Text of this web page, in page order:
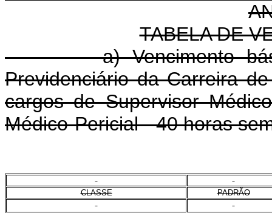
TABELA DE
a) Vencimento básico
Previdenciário da Carreira
cargos de Supervisor
Médico-Pericial - 40 horas
CLASSE PADRÃO